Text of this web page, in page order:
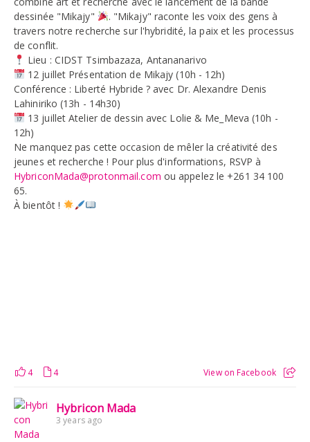
dessinée "Mikajy"
. "Mikajy" raconte les voix des gens à
travers notre recherche sur l'hybridité, la paix et les processus
de conflit.
Lieu : CIDST Tsimbazaza, Antananarivo
12 juillet Présentation de Mikajy (10h - 12h)
Conférence : Liberté Hybride ? avec Dr. Alexandre Denis
Lahiniriko (13h - 14h30)
13 juillet Atelier de dessin avec Lolie & Me_Meva (10h -
12h)
Ne manquez pas cette occasion de mêler la créativité des
jeunes et recherche ! Pour plus d'informations, RSVP à
HybriconMada@protonmail.com ou appelez le +261 34 100
65.
À bientôt !
4 4 View on Facebook
Hybricon Mada
3 years ago